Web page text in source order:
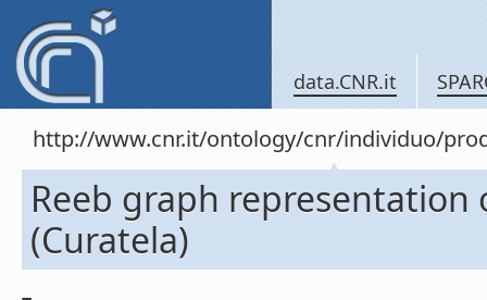
data.CNR.it
http://www.cnr.it/ontology/cnr/individuo/
Reeb graph
(Curatela)